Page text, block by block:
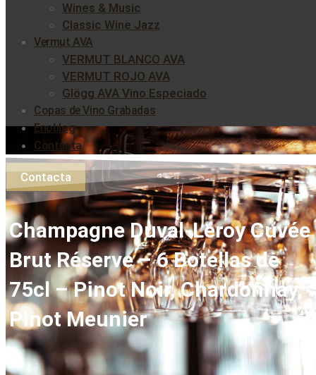
Wines & Music
Classic Wine Jazz
Vermut AVA
VERMUT BLANCO AVA
VERMUT ROJO AVA
Glögg AVA Vino Especiado
Copas de Vino Grabadas
Enoblog
Contacta
Contacta
Champagne Duval-Leroy Cuvée
Brut Réserve – 6 Botellas de
75cl – Pinot Noir, Chardonnay,
Pinot Meunier